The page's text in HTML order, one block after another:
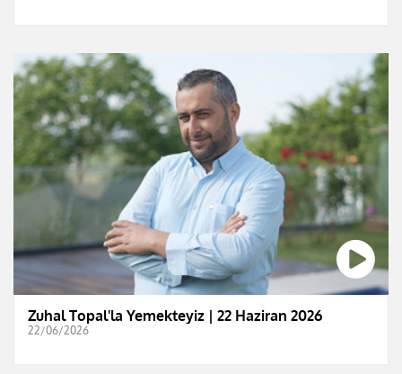
Zuhal Topal'la Yemekteyiz | 22 Haziran 2026
22/06/2026